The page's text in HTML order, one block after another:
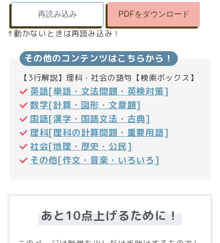
↑動かないときは再読み込み！
その他のコンテンツはこちらから！
【3行解説】理科・社会の語句【検索ボックス】
英語[単語・文法問題・英検対策]
数学[計算・図形・文章題]
国語[漢字・国語文法・古典]
理科[理科の計算問題・重要用語]
社会[地理・歴史・公民]
その他[作文・音楽・いろいろ]
あと10点上げるために！